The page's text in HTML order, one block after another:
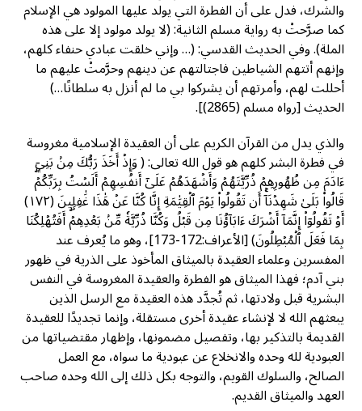
والشرك، فدل على أن الفطرة التي يولد عليها المولود هي الإسلام
كما صرَّحتْ به رواية مسلم الثانية: (لا يولد مولود إلا على هذه
الملة). وفي الحديث القدسي: (… وإني خلقت عبادي حنفاء كلهم،
وإنهم أتتهم الشياطين فاجتالتهم عن دينهم وحرَّمتْ عليهم ما
أحللت لهم، وأمرتهم أن يشركوا بي ما لم أنزل به سلطانًا…)
الحديث [رواه مسلم (2865)].
والذي يدل من القرآن الكريم على أن العقيدة الإسلامية مغروسة
في فطرة البشر كلهم هو قول الله تعالى: ( وَإِذۡ أَخَذَ رَبُّكَ مِنۢ بَنِيٓ
ءَادَمَ مِن ظُهُورِهِمۡ ذُرِّيَّتَهُمۡ وَأَشۡهَدَهُمۡ عَلَىٰٓ أَنفُسِهِمۡ أَلَسۡتُ بِرَبِّكُمۡ‌ۖ
قَالُواْ بَلَىٰ شَهِدۡنَآ‌ۚ أَن تَقُولُواْ يَوۡمَ ٱلۡقِيَٰمَةِ إِنَّا كُنَّا عَنۡ هَٰذَا غَٰفِلِينَ (١٧٢)
أَوۡ تَقُولُوٓاْ إِنَّمَآ أَشۡرَكَ ءَابَآؤُنَا مِن قَبۡلُ وَكُنَّا ذُرِّيَّةٗ مِّنۢ بَعۡدِهِمۡ‌ۖ أَفَتُهۡلِكُنَا
بِمَا فَعَلَ ٱلۡمُبۡطِلُونَ) [الأعراف:172-173]، وهو ما يُعرف عند
المفسرين وعلماء العقيدة بالميثاق المأخوذ على الذرية في ظهور
بني آدم؛ فهذا الميثاق هو الفطرة والعقيدة المغروسة في النفس
البشرية قبل ولادتها، ثم تُجدَّد هذه العقيدة مع الرسل الذين
يبعثهم الله لا لإنشاء عقيدة أخرى مستقلة، وإنما تجديدًا للعقيدة
القديمة بالتذكير بها، وتفصيل مضمونها، وإظهار مقتضياتها من
العبودية لله وحده والانخلاع عن عبودية ما سواه، مع العمل
الصالح، والسلوك القويم، والتوجه بكل ذلك إلى الله وحده صاحب
العهد والميثاق القديم.